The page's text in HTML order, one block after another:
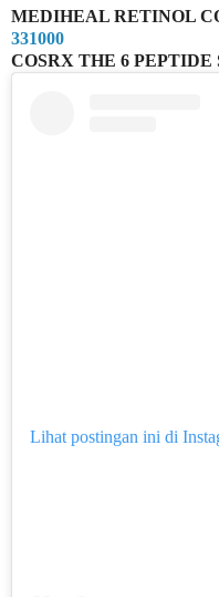
MEDIHEAL RETINOL
331000
COSRX THE 6
Lihat postingan ini di